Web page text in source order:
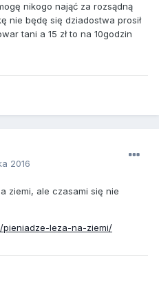
nikogo nająć za rozsądną
nie będę się dziadostwa prosił
tani a 15 zł to na 10godzin
2016
ziemi, ale czasami się nie
pieniadze-leza-na-ziemi/